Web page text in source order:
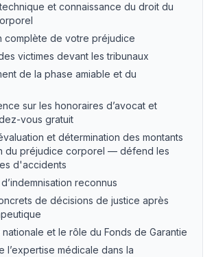
et connaissance du droit du
complète de votre préjudice
victimes devant les tribunaux
de la phase amiable et du
sur les honoraires d’avocat et
vous gratuit
et détermination des montants
du préjudice corporel — défend les
d'accidents
reconnus
de décisions de justice après
nationale et le rôle du Fonds de Garantie
l’expertise médicale dans la